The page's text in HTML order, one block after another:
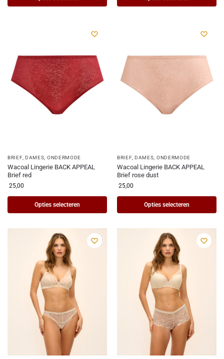
BRIEF, DAMES, ONDERMODE
Wacoal Lingerie BACK APPEAL
Brief red
25,00
Opties selecteren
BRIEF, DAMES, ONDERMODE
Wacoal Lingerie BACK APPEAL
Brief rose dust
25,00
Opties selecteren